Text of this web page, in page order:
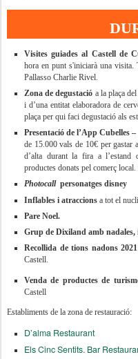
Visites guiades al Castell de
hora en punt s'iniciarà una visita.
Pallasso Charlie Rivel.
Zona de degustació a la plaça
i d’una entitat elaboradora de
plaça per qui faci degustació als
Presentació de l’App Cubelles
de 15.000 vals de 10€ per gastar
d’alta durant la fira a l’estand
productes donats pel comerç local.
Photocallpersonatges disney
Inflables i atraccions a tot el
Pare Noel.
Grup de Dixiland amb
Recollida de tions nadons
Castell.
Venda de productes de
Castell
Establiments de la zona de restauració:
D’alma Restaurant
Els Cinc Sentits. Bar